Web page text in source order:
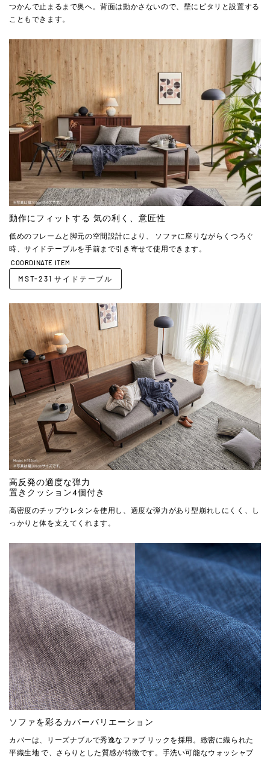
つかんで止まるまで奥へ。背面は動かさないので、壁にピタリと設置する
こともできます。
動作にフィットする 気の利く、意匠性
低めのフレームと脚元の空間設計により、 ソファに座りながらくつろぐ
時、サイドテーブルを手前まで引き寄せて使用できます。
COORDINATE ITEM
MST-231 サイドテーブル
高反発の適度な弾力
置きクッション4個付き
高密度のチップウレタンを使用し、適度な弾力があり型崩れしにくく、し
っかりと体を支えてくれます。
ソファを彩るカバーバリエーション
カバーは、リーズナブルで秀逸なファブ リックを採用。緻密に織られた
平織生地 で、さらりとした質感が特徴です。手洗い可能なウォッシャブ